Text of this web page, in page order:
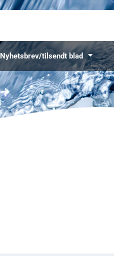
Nyhetsbrev/tilsendt blad